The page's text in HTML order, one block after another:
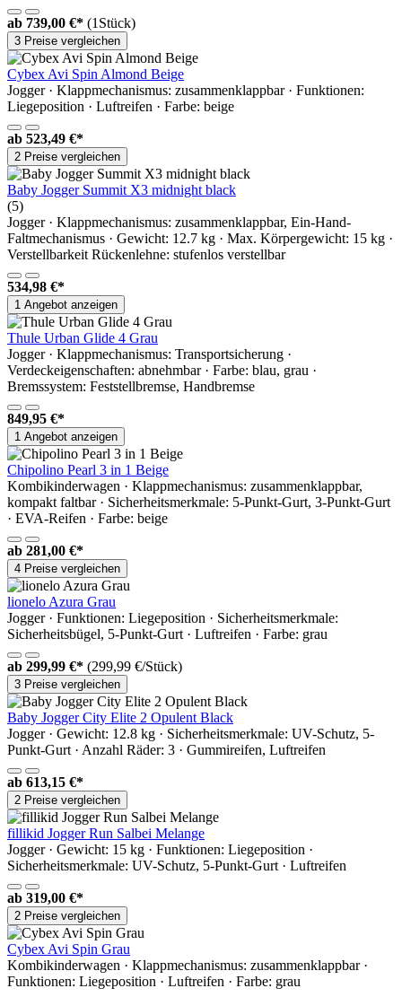
ab 739,00 €* (1Stück)
3 Preise vergleichen
Cybex Avi Spin Almond Beige
Jogger · Klappmechanismus: zusammenklappbar · Funktionen:
Liegeposition · Luftreifen · Farbe: beige
ab 523,49 €*
2 Preise vergleichen
Baby Jogger Summit X3 midnight black
(5)
Jogger · Klappmechanismus: zusammenklappbar, Ein-Hand-
Faltmechanismus · Gewicht: 12.7 kg · Max. Körpergewicht: 15 kg ·
Verstellbarkeit Rückenlehne: stufenlos verstellbar
534,98 €*
1 Angebot anzeigen
Thule Urban Glide 4 Grau
Jogger · Klappmechanismus: Transportsicherung ·
Verdeckeigenschaften: abnehmbar · Farbe: blau, grau ·
Bremssystem: Feststellbremse, Handbremse
849,95 €*
1 Angebot anzeigen
Chipolino Pearl 3 in 1 Beige
Kombikinderwagen · Klappmechanismus: zusammenklappbar,
kompakt faltbar · Sicherheitsmerkmale: 5-Punkt-Gurt, 3-Punkt-Gurt
· EVA-Reifen · Farbe: beige
ab 281,00 €*
4 Preise vergleichen
lionelo Azura Grau
Jogger · Funktionen: Liegeposition · Sicherheitsmerkmale:
Sicherheitsbügel, 5-Punkt-Gurt · Luftreifen · Farbe: grau
ab 299,99 €* (299,99 €/Stück)
3 Preise vergleichen
Baby Jogger City Elite 2 Opulent Black
Jogger · Gewicht: 12.8 kg · Sicherheitsmerkmale: UV-Schutz, 5-
Punkt-Gurt · Anzahl Räder: 3 · Gummireifen, Luftreifen
ab 613,15 €*
2 Preise vergleichen
fillikid Jogger Run Salbei Melange
Jogger · Gewicht: 15 kg · Funktionen: Liegeposition ·
Sicherheitsmerkmale: UV-Schutz, 5-Punkt-Gurt · Luftreifen
ab 319,00 €*
2 Preise vergleichen
Cybex Avi Spin Grau
Kombikinderwagen · Klappmechanismus: zusammenklappbar ·
Funktionen: Liegeposition · Luftreifen · Farbe: grau